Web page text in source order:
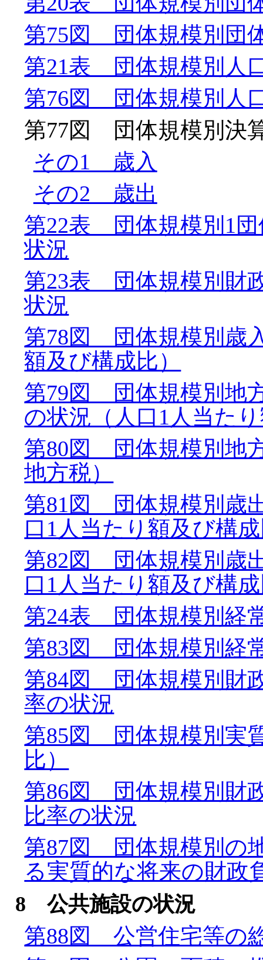
第75図 団体規模別団
第21表 団体規模別人
第76図 団体規模別人
第77図 団体規模別決
その1 歳入
その2 歳出
第22表 団体規模別1団
状況
第23表 団体規模別財
状況
第78図 団体規模別歳
額及び構成比）
第79図 団体規模別地
の状況（人口1人当た
第80図 団体規模別地
地方税）
第81図 団体規模別歳
口1人当たり額及び構
第82図 団体規模別歳
口1人当たり額及び構
第24表 団体規模別経
第83図 団体規模別経
第84図 団体規模別財
率の状況
第85図 団体規模別実
比）
第86図 団体規模別財
比率の状況
第87図 団体規模別の
る実質的な将来の財政
8 公共施設の状況
第88図 公営住宅等の